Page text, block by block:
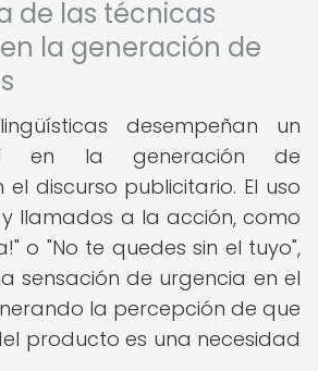
de las técnicas
la generación de
desempeñan un
en la generación de
el discurso publicitario. El uso
llamados a la acción, como
o "No te quedes sin el tuyo",
sensación de urgencia en el
la percepción de que
producto es una necesidad